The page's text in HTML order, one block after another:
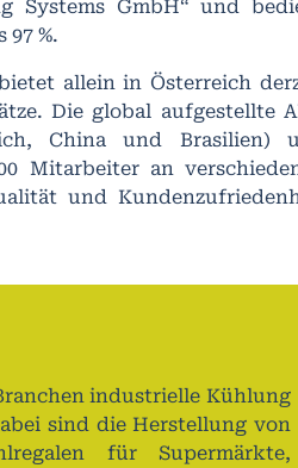
Systems GmbH“ und
%.
allein in Österreich
Die global aufgestellte
China und Brasilien)
Mitarbeiter an
und
industrielle Kühlung
sind die Herstellung von
für Supermärkte,